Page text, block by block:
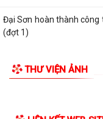
Đại Sơn hoàn thành
(đợt 1)
THƯ VIỆN ẢNH